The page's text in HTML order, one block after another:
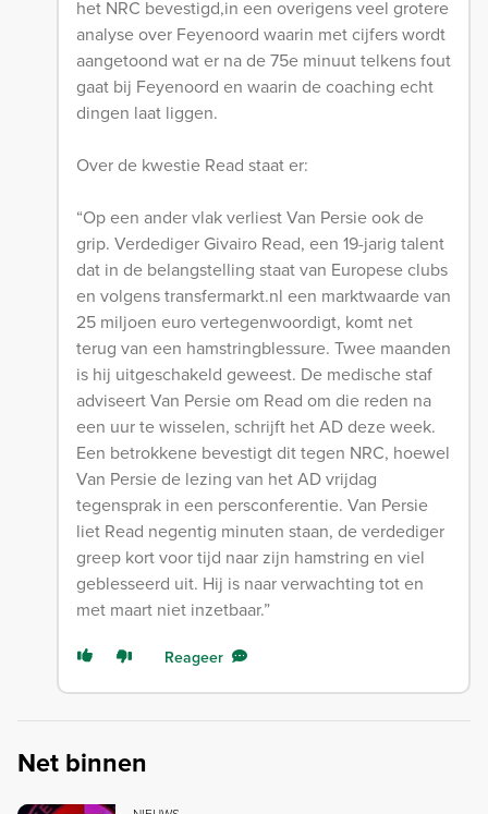
het NRC bevestigd,in een overigens veel grotere
analyse over Feyenoord waarin met cijfers wordt
aangetoond wat er na de 75e minuut telkens fout
gaat bij Feyenoord en waarin de coaching echt
dingen laat liggen.
Over de kwestie Read staat er:
“Op een ander vlak verliest Van Persie ook de
grip. Verdediger Givairo Read, een 19-jarig talent
dat in de belangstelling staat van Europese clubs
en volgens transfermarkt.nl een marktwaarde van
25 miljoen euro vertegenwoordigt, komt net
terug van een hamstringblessure. Twee maanden
is hij uitgeschakeld geweest. De medische staf
adviseert Van Persie om Read om die reden na
een uur te wisselen, schrijft het AD deze week.
Een betrokkene bevestigt dit tegen NRC, hoewel
Van Persie de lezing van het AD vrijdag
tegensprak in een persconferentie. Van Persie
liet Read negentig minuten staan, de verdediger
greep kort voor tijd naar zijn hamstring en viel
geblesseerd uit. Hij is naar verwachting tot en
met maart niet inzetbaar.”
Reageer
Net binnen